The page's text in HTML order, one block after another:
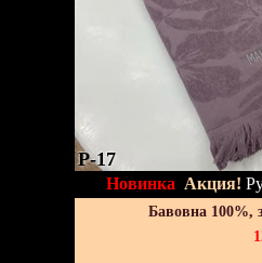
P-17
Новинка Акция!
Бавовна 100%,